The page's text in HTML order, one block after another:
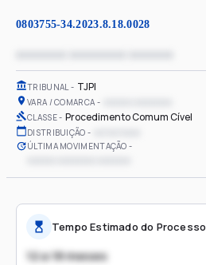
0803755-34.2023.8.18.0028
TRIBUNAL TJPI
VARA / COMARCA
CLASSE Procedimento Comum Cível
DISTRIBUIÇÃO
ÚLTIMA MOVIMENTAÇÃO
Tempo Estimado do Processo
12 a 18 meses